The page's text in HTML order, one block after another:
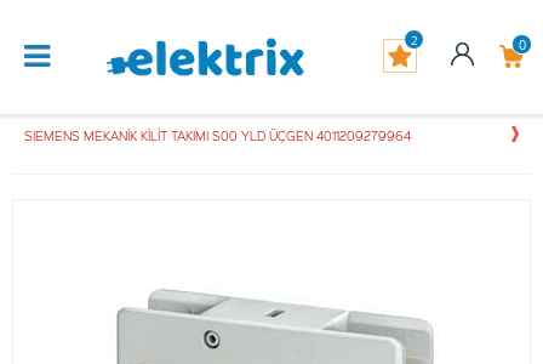
0
2
SIEMENS MEKANİK KİLİT TAKIMI S00 YLD ÜÇGEN 4011209279964